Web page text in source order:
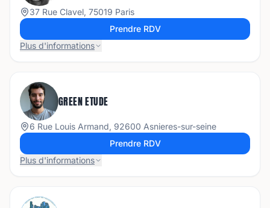
37 Rue Clavel, 75019 Paris
Prendre RDV
Plus d'informations
GREEN ETUDE
6 Rue Louis Armand, 92600 Asnieres-sur-seine
Prendre RDV
Plus d'informations